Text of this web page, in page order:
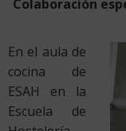
Colaboración
En el aula de
cocina de
ESAH en la
Escuela de